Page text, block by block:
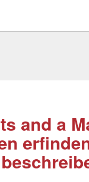
and a